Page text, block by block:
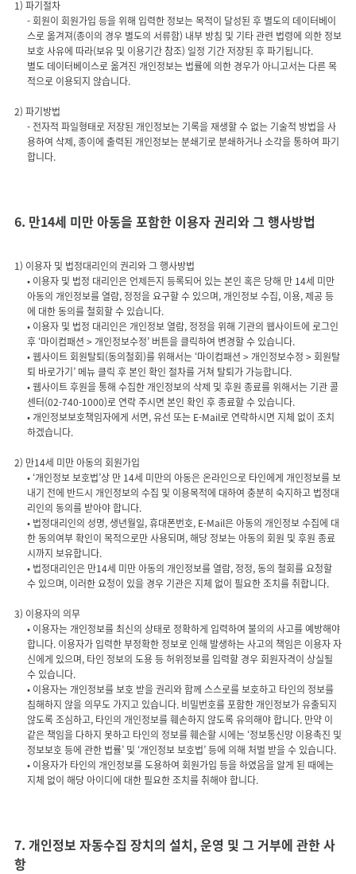
1) 파기절차
- 회원이 회원가입 등을 위해 입력한 정보는 목적이 달성된 후 별도의 데이터베이
스로 옮겨져(종이의 경우 별도의 서류함) 내부 방침 및 기타 관련 법령에 의한 정보
보호 사유에 따라(보유 및 이용기간 참조) 일정 기간 저장된 후 파기됩니다.
별도 데이터베이스로 옮겨진 개인정보는 법률에 의한 경우가 아니고서는 다른 목
적으로 이용되지 않습니다.
- 전자적 파일형태로 저장된 개인정보는 기록을 재생할 수 없는 기술적 방법을 사
용하여 삭제, 종이에 출력된 개인정보는 분쇄기로 분쇄하거나 소각을 통하여 파기
합니다.
6. 만14세 미만 아동을 포함한 이용자 권리와 그 행사방법
• 이용자 및 법정 대리인은 언제든지 등록되어 있는 본인 혹은 당해 만 14세 미만
아동의 개인정보를 열람, 정정을 요구할 수 있으며, 개인정보 수집, 이용, 제공 등
에 대한 동의를 철회할 수 있습니다.
• 이용자 및 법정 대리인은 개인정보 열람, 정정을 위해 기관의 웹사이트에 로그인
후 ‘마이컴패션 > 개인정보수정’ 버튼을 클릭하여 변경할 수 있습니다.
• 웹사이트 회원탈퇴(동의철회)를 위해서는 ‘마이컴패션 > 개인정보수정 > 회원탈
퇴 바로가기’ 메뉴 클릭 후 본인 확인 절차를 거쳐 탈퇴가 가능합니다.
• 웹사이트 후원을 통해 수집한 개인정보의 삭제 및 후원 종료를 위해서는 기관 콜
센터(02-740-1000)로 연락 주시면 본인 확인 후 종료할 수 있습니다.
• 개인정보보호책임자에게 서면, 유선 또는 E-Mail로 연락하시면 지체 없이 조치
하겠습니다.
• ‘개인정보 보호법’상 만 14세 미만의 아동은 온라인으로 타인에게 개인정보를 보
내기 전에 반드시 개인정보의 수집 및 이용목적에 대하여 충분히 숙지하고 법정대
리인의 동의를 받아야 합니다.
• 법정대리인의 성명, 생년월일, 휴대폰번호, E-Mail은 아동의 개인정보 수집에 대
한 동의여부 확인이 목적으로만 사용되며, 해당 정보는 아동의 회원 및 후원 종료
시까지 보유합니다.
• 법정대리인은 만14세 미만 아동의 개인정보를 열람, 정정, 동의 철회를 요청할
수 있으며, 이러한 요청이 있을 경우 기관은 지체 없이 필요한 조치를 취합니다.
3) 이용자의 의무
• 이용자는 개인정보를 최신의 상태로 정확하게 입력하여 불의의 사고를 예방해야
합니다. 이용자가 입력한 부정확한 정보로 인해 발생하는 사고의 책임은 이용자 자
신에게 있으며, 타인 정보의 도용 등 허위정보를 입력할 경우 회원자격이 상실될
수 있습니다.
• 이용자는 개인정보를 보호 받을 권리와 함께 스스로를 보호하고 타인의 정보를
침해하지 않을 의무도 가지고 있습니다. 비밀번호를 포함한 개인정보가 유출되지
않도록 조심하고, 타인의 개인정보를 훼손하지 않도록 유의해야 합니다. 만약 이
같은 책임을 다하지 못하고 타인의 정보를 훼손할 시에는 ‘정보통신망 이용촉진 및
정보보호 등에 관한 법률’ 및 ‘개인정보 보호법’ 등에 의해 처벌 받을 수 있습니다.
• 이용자가 타인의 개인정보를 도용하여 회원가입 등을 하였음을 알게 된 때에는
지체 없이 해당 아이디에 대한 필요한 조치를 취해야 합니다.
7. 개인정보 자동수집 장치의 설치, 운영 및 그 거부에 관한 사
항